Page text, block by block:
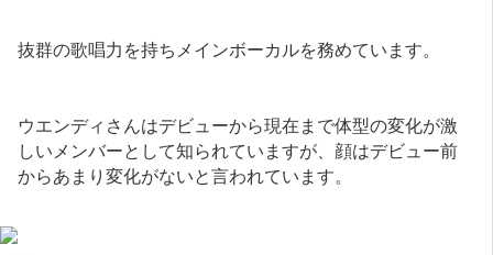
抜群の歌唱力を持ちメインボーカルを務めています。
ウエンディさんはデビューから現在まで体型の変化が激
しいメンバーとして知られていますが、顔はデビュー前
からあまり変化がないと言われています。